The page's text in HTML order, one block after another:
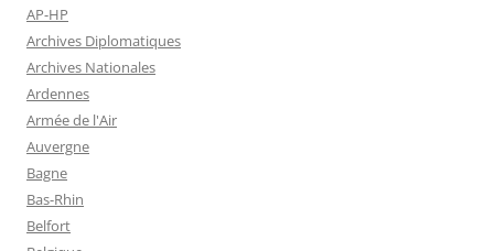
AP-HP
Archives Diplomatiques
Archives Nationales
Ardennes
Armée de l'Air
Auvergne
Bagne
Bas-Rhin
Belfort